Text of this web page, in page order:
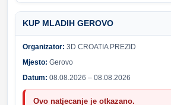
KUP MLADIH GEROVO
Organizator: 3D CROATIA PREZID
Mjesto: Gerovo
Datum: 08.08.2026 – 08.08.2026
Ovo natjecanje je otkazano.